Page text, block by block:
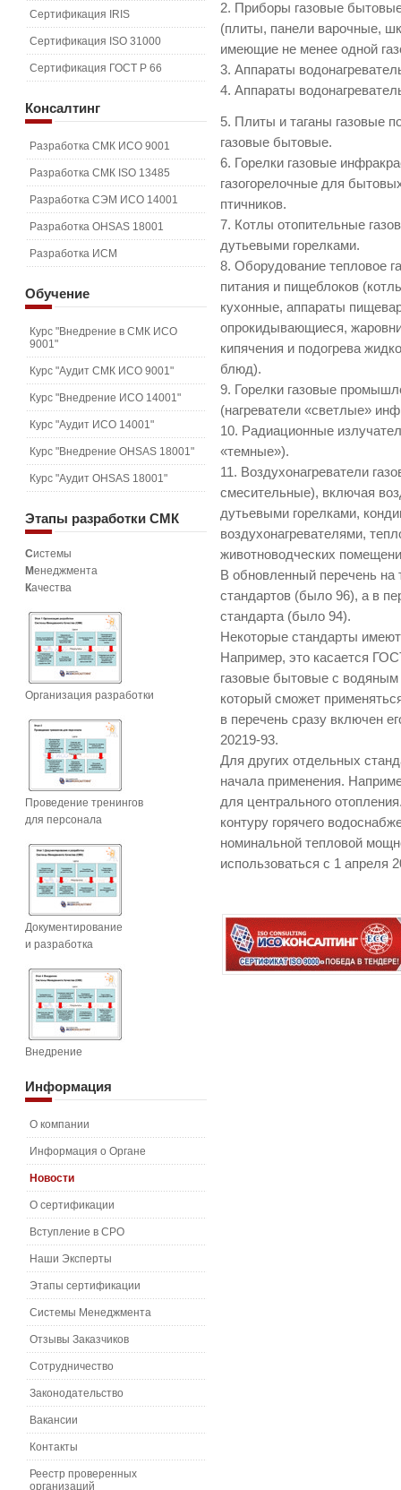
2. Приборы газовые
(плиты, панели варочные,
имеющие не менее одной
3. Аппараты
4. Аппараты
5. Плиты и таганы газовые
газовые бытовые.
6. Горелки газовые
газогорелочные для
птичников.
7. Котлы отопительные
дутьевыми горелками.
8. Оборудование тепловое
питания и пищеблоков
кухонные, аппараты
опрокидывающиеся,
кипячения и подогрева
блюд).
9. Горелки газовые
(нагреватели «светлые»
10. Радиационные
«темные»).
11. Воздухонагреватели
смесительные), включая
дутьевыми горелками,
воздухонагревателями,
животноводческих
В обновленный перечень на
стандартов (было 96), а в
стандарта (было 94).
Некоторые стандарты
Например, это касается
газовые бытовые с водяным
который сможет
в перечень сразу включен
20219-93.
Для других отдельных
начала применения.
для центрального
контуру горячего
номинальной тепловой
использоваться с 1 апреля
Сертификация IRIS
Сертификация ISO 31000
Сертификация ГОСТ Р 66
Консалтинг
Разработка СМК ИСО 9001
Разработка СМК ISO 13485
Разработка СЭМ ИСО 14001
Разработка OHSAS 18001
Разработка ИСМ
Обучение
Курс "Внедрение в СМК ИСО
9001"
Курс "Аудит СМК ИСО 9001"
Курс "Внедрение ИСО 14001"
Курс "Аудит ИСО 14001"
Курс "Внедрение OHSAS 18001"
Курс "Аудит OHSAS 18001"
Этапы разработки СМК
Системы
Менеджмента
Качества
Организация разработки
Проведение тренингов
для персонала
Документирование
и разработка
Внедрение
Информация
О компании
Информация о Органе
Новости
О сертификации
Вступление в СРО
Наши Эксперты
Этапы сертификации
Системы Менеджмента
Отзывы Заказчиков
Сотрудничество
Законодательство
Вакансии
Контакты
Реестр проверенных
организаций